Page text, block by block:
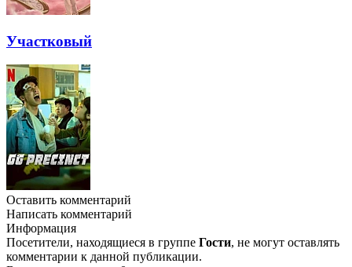
Участковый
Оставить комментарий
Написать комментарий
Информация
Посетители, находящиеся в группе Гости, не могут оставлять
комментарии к данной публикации.